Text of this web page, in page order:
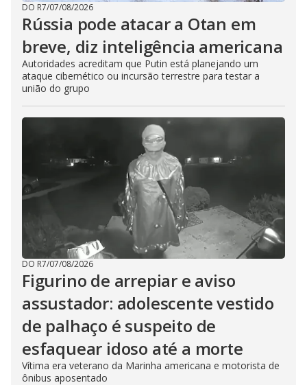
DO R7/07/08/2026
Rússia pode atacar a Otan em
breve, diz inteligência americana
Autoridades acreditam que Putin está planejando um
ataque cibernético ou incursão terrestre para testar a
união do grupo
DO R7/07/08/2026
Figurino de arrepiar e aviso
assustador: adolescente vestido
de palhaço é suspeito de
esfaquear idoso até a morte
Vítima era veterano da Marinha americana e motorista de
ônibus aposentado